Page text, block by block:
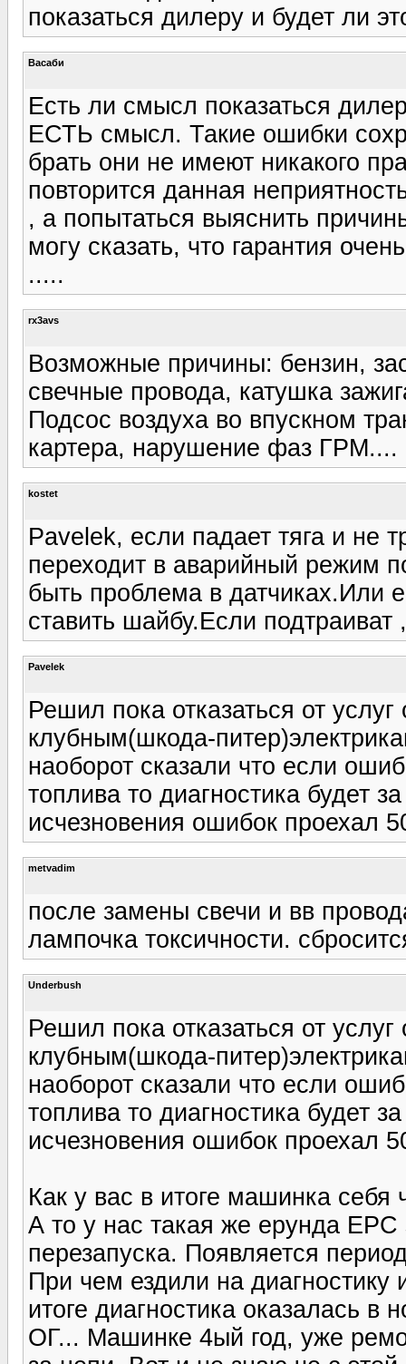
показаться дилеру и будет ли
Васаби
Есть ли смысл показаться
ЕСТЬ смысл. Такие ошибки
брать они не имеют никакого
повторится данная
, а попытаться выяснить
могу сказать, что гарантия
.....
rx3avs
Возможные причины: бензин,
свечные провода, катушка
Подсос воздуха во впускном
картера, нарушение фаз ГРМ....
kostet
Pavelek, если падает тяга и не
переходит в аварийный режим
быть проблема в датчиках.Или
ставить шайбу.Если подтраиват
Pavelek
Решил пока отказаться от
клубным(шкода-
наоборот сказали что если
топлива то диагностика будет
исчезновения ошибок проехал
metvadim
после замены свечи и вв
лампочка токсичности.
Underbush
Решил пока отказаться от
клубным(шкода-
наоборот сказали что если
топлива то диагностика будет
исчезновения ошибок проехал
Как у вас в итоге машинка себя
А то у нас такая же ерунда EPC
перезапуска. Появляется
При чем ездили на диагностику
итоге диагностика оказалась в
ОГ... Машинке 4ый год, уже